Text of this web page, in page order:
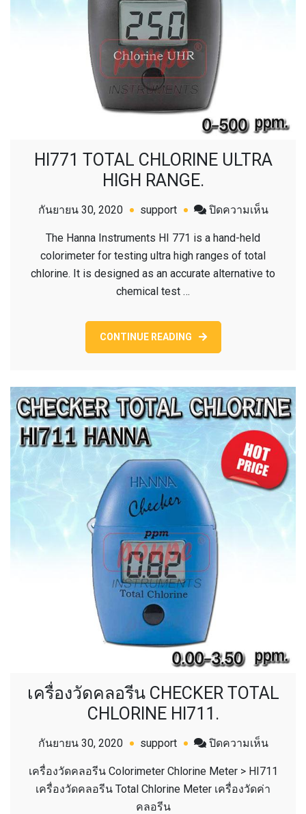
HI771 TOTAL CHLORINE ULTRA
HIGH RANGE.
กันยายน 30, 2020 support ปิดความเห็นบน
ULTRA
The Hanna Instruments HI 771 is a hand-held
colorimeter for testing ultra high ranges of total
chlorine. It is designed as an accurate alternative to
chemical test …
CONTINUE READING
เครื่องวัดคลอรีน CHECKER TOTAL
CHLORINE HI711.
กันยายน 30, 2020 support ปิดความเห็นบน
วัด
คลอรีน
เครื่องวัดคลอรีน Colorimeter Chlorine Meter > HI711
เครื่องวัดคลอรีน Total Chlorine Meter เครื่องวัดค่า
คลอรีน